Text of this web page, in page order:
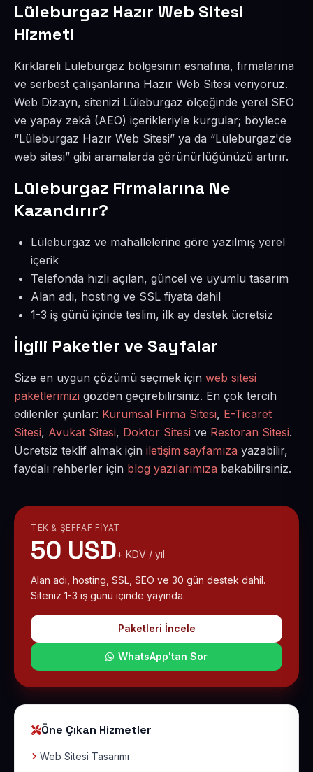
Lüleburgaz Hazır Web Sitesi
Hizmeti
Kırklareli Lüleburgaz bölgesinin esnafına, firmalarına
ve serbest çalışanlarına Hazır Web Sitesi veriyoruz.
Web Dizayn, sitenizi Lüleburgaz ölçeğinde yerel SEO
ve yapay zekâ (AEO) içerikleriyle kurgular; böylece
“Lüleburgaz Hazır Web Sitesi” ya da “Lüleburgaz'de
web sitesi” gibi aramalarda görünürlüğünüzü artırır.
Lüleburgaz Firmalarına Ne
Kazandırır?
Lüleburgaz ve mahallelerine göre yazılmış yerel
içerik
Telefonda hızlı açılan, güncel ve uyumlu tasarım
Alan adı, hosting ve SSL fiyata dahil
1-3 iş günü içinde teslim, ilk ay destek ücretsiz
İlgili Paketler ve Sayfalar
Size en uygun çözümü seçmek için web sitesi
paketlerimizi gözden geçirebilirsiniz. En çok tercih
edilenler şunlar: Kurumsal Firma Sitesi, E-Ticaret
Sitesi, Avukat Sitesi, Doktor Sitesi ve Restoran Sitesi.
Ücretsiz teklif almak için iletişim sayfamıza yazabilir,
faydalı rehberler için blog yazılarımıza bakabilirsiniz.
TEK & ŞEFFAF FIYAT
50 USD+ KDV / yıl
Alan adı, hosting, SSL, SEO ve 30 gün destek dahil.
Siteniz 1-3 iş günü içinde yayında.
Paketleri İncele
WhatsApp'tan Sor
Öne Çıkan Hizmetler
Web Sitesi Tasarımı